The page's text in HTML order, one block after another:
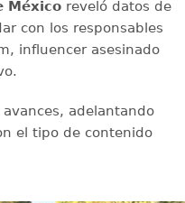
Méxicoreveló datos de
con los responsables
influencer asesinado
adelantando
el tipo de contenido